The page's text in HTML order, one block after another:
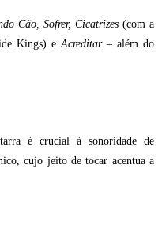
Cão, Sofrer, Cicatrizes(com a
Kings) eAcreditar– além do
é crucial à sonoridade de
cujo jeito de tocar acentua a